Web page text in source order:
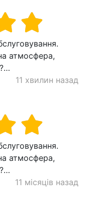
атмосфера,
11 хвилин назад
атмосфера,
11 місяців назад